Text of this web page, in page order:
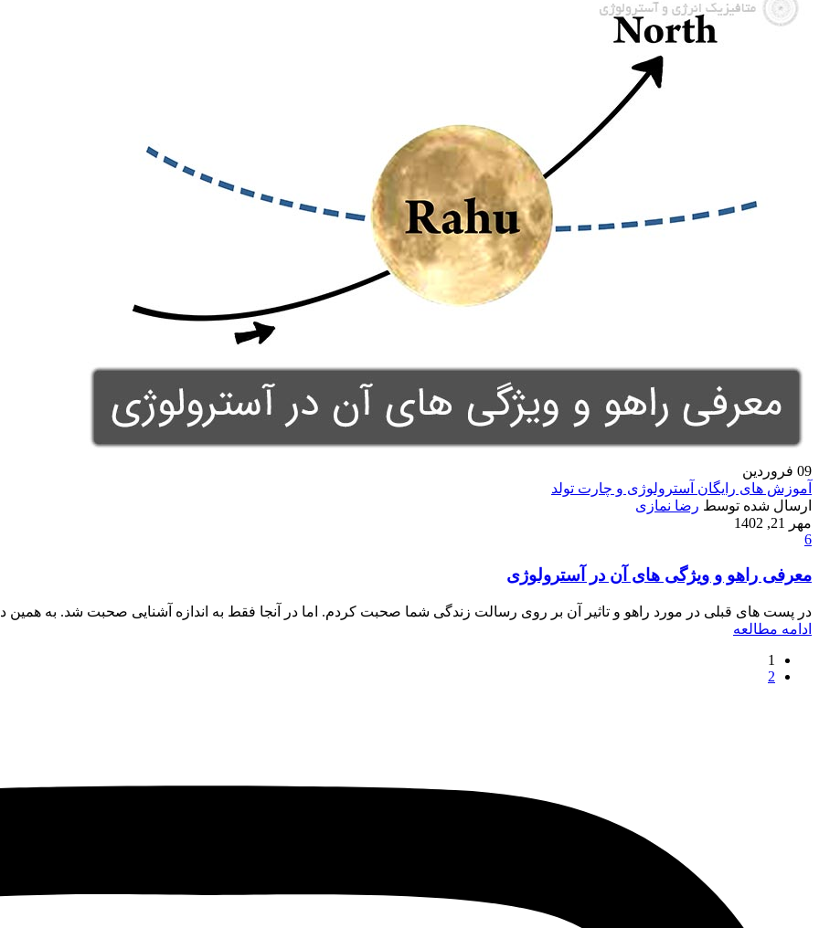
09 فروردین
آموزش های رایگان آسترولوژی و چارت تولد
ارسال شده توسط رضا نمازی
مهر 21, 1402
6
معرفی راهو و ویژگی های آن در آسترولوژی
در پست های قبلی در مورد راهو و تاثیر آن بر روی رسالت زندگی شما صحبت کردم. اما در آنجا فقط به اندازه آشنایی صحبت شد. به همین
ادامه مطالعه
1
2